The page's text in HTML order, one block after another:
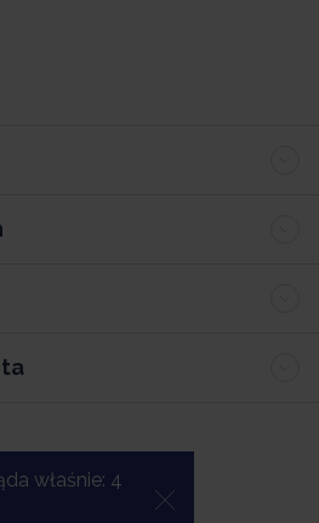
właśnie: 4
sklepu internetowego Sellingo.pl